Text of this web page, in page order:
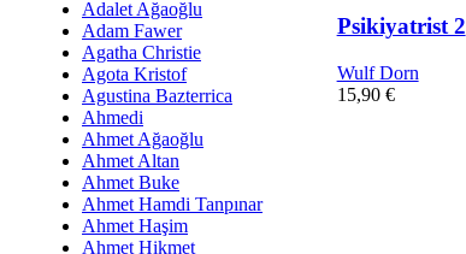
Adalet Ağaoğlu
Adam Fawer
Agatha Christie
Agota Kristof
Agustina Bazterrica
Ahmedi
Ahmet Ağaoğlu
Ahmet Altan
Ahmet Buke
Ahmet Hamdi Tanpınar
Ahmet Haşim
Ahmet Hikmet
Psikiyatrist 2
Wulf Dorn
15,90 €